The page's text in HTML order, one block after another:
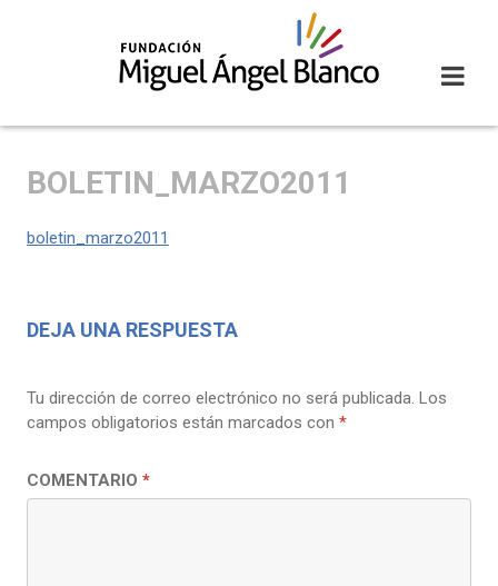
BOLETIN_MARZO2011
boletin_marzo2011
DEJA UNA RESPUESTA
Tu dirección de correo electrónico no será publicada. Los
campos obligatorios están marcados con *
COMENTARIO *